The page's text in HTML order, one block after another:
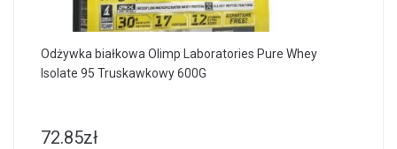
Odżywka białkowa Olimp Laboratories Pure Whey
Isolate 95 Truskawkowy 600G
72.85zł